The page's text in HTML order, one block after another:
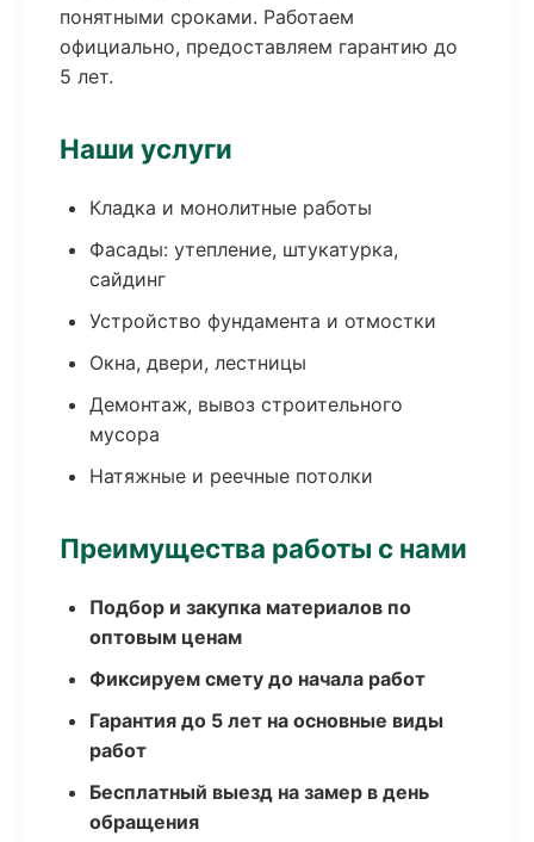
понятными сроками. Работаем
официально, предоставляем гарантию до
5 лет.
Наши услуги
Кладка и монолитные работы
Фасады: утепление, штукатурка,
сайдинг
Устройство фундамента и отмостки
Окна, двери, лестницы
Демонтаж, вывоз строительного
мусора
Натяжные и реечные потолки
Преимущества работы с нами
Подбор и закупка материалов по
оптовым ценам
Фиксируем смету до начала работ
Гарантия до 5 лет на основные виды
работ
Бесплатный выезд на замер в день
обращения